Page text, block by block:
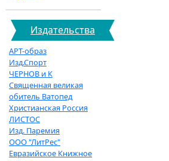
Издательства
АРТ-образ
Изд.Спорт
ЧЕРНОВ и К
Священная великая
обитель Ватопед
Христианская Россия
ЛИСТОС
Изд. Паремия
ООО "ЛитРес"
Евразийское Книжное